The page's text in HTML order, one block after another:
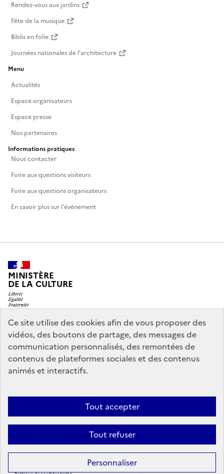
Ce site utilise des cookies afin de vous proposer des
vidéos, des boutons de partage, des messages de
communication personnalisés, des remontées de
contenus de plateformes sociales et des contenus
animés et interactifs.
Tout accepter
Tout refuser
Personnaliser
Rendez-vous aux jardins
Fête de la musique
Biblis en folie
Journées nationales de l'architecture
Menu
Actualités
Espace organisateurs
Espace presse
Nos partenaires
Informations pratiques
Nous contacter
Foire aux questions visiteurs
Foire aux questions organisateurs
En savoir plus sur l'événement
MINISTÈRE
DE LA CULTURE
legifrance.gouv.fr
info.gouv.fr
service-public.gouv.fr
data.gouv.fr
Mentions légales
conforme
Politique d’utilisation des témoins de connexion
Sauf mention contraire, tous les contenus de ce site sont sous